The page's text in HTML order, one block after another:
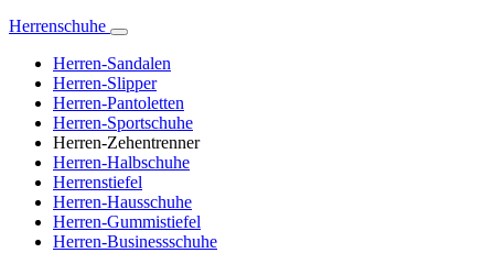
Herrenschuhe
Herren-Sandalen
Herren-Slipper
Herren-Pantoletten
Herren-Sportschuhe
Herren-Zehentrenner
Herren-Halbschuhe
Herrenstiefel
Herren-Hausschuhe
Herren-Gummistiefel
Herren-Businessschuhe